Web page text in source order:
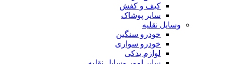
کیف و کفش
سایر پوشاک
وسایل نقلیه
خودرو سنگین
خودرو سواری
لوازم یدکی